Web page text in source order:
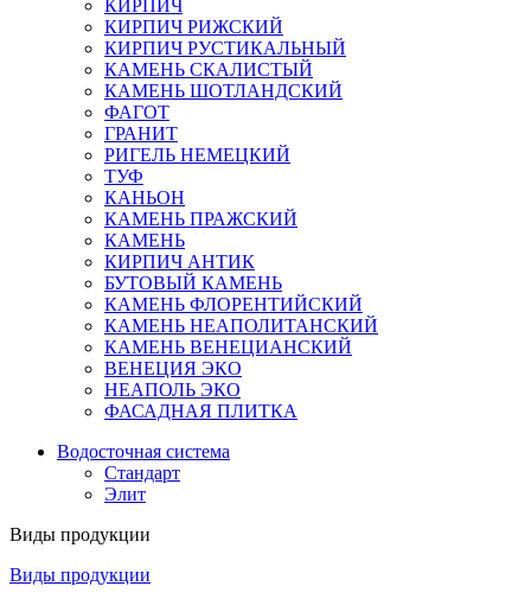
КИРПИЧ
КИРПИЧ РИЖСКИЙ
КИРПИЧ РУСТИКАЛЬНЫЙ
КАМЕНЬ СКАЛИСТЫЙ
КАМЕНЬ ШОТЛАНДСКИЙ
ФАГОТ
ГРАНИТ
РИГЕЛЬ НЕМЕЦКИЙ
ТУФ
КАНЬОН
КАМЕНЬ ПРАЖСКИЙ
КАМЕНЬ
КИРПИЧ АНТИК
БУТОВЫЙ КАМЕНЬ
КАМЕНЬ ФЛОРЕНТИЙСКИЙ
КАМЕНЬ НЕАПОЛИТАНСКИЙ
КАМЕНЬ ВЕНЕЦИАНСКИЙ
ВЕНЕЦИЯ ЭКО
НЕАПОЛЬ ЭКО
ФАСАДНАЯ ПЛИТКА
Водосточная система
Стандарт
Элит
Виды продукции
Виды продукции